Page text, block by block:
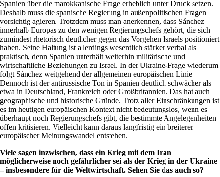
Spanien über die marokkanische Frage erheblich unter Druck setzen.
Deshalb muss die spanische Regierung in außenpolitischen Fragen
vorsichtig agieren. Trotzdem muss man anerkennen, dass Sánchez
innerhalb Europas zu den wenigen Regierungschefs gehört, die sich
zumindest rhetorisch deutlicher gegen das Vorgehen Israels positioniert
haben. Seine Haltung ist allerdings wesentlich stärker verbal als
praktisch, denn Spanien unterhält weiterhin militärische und
wirtschaftliche Beziehungen zu Israel. In der Ukraine-Frage wiederum
folgt Sánchez weitgehend der allgemeinen europäischen Linie.
Dennoch ist der antirussische Ton in Spanien deutlich schwächer als
etwa in Deutschland, Frankreich oder Großbritannien. Das hat auch
geographische und historische Gründe. Trotz aller Einschränkungen ist
es im heutigen europäischen Kontext nicht bedeutungslos, wenn es
überhaupt noch Regierungschefs gibt, die bestimmte Angelegenheiten
offen kritisieren. Vielleicht kann daraus langfristig ein breiterer
europäischer Meinungswandel entstehen.
Viele sagen inzwischen, dass ein Krieg mit dem Iran
möglicherweise noch gefährlicher sei als der Krieg in der Ukraine
– insbesondere für die Weltwirtschaft. Sehen Sie das auch so?